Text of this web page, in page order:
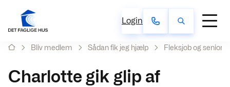
Login
Bliv medlem Sådan fik jeg hjælp Fleksjob og
Charlotte gik glip af